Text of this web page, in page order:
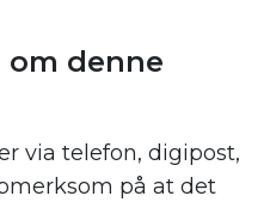
om denne
via telefon, digipost,
på at det